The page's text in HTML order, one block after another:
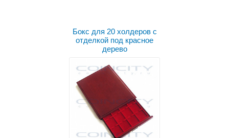
Бокс для 20 холдеров с
отделкой под красное
дерево